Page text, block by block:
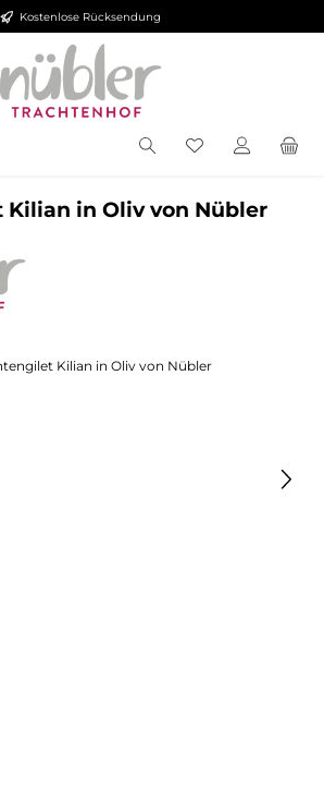
Kostenlose Rücksendung
in Oliv von Nübler